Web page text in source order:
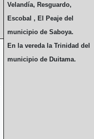
Velandía, Resguardo,
Escobal , El Peaje del
municipio de Saboya.
En la vereda la Trinidad del
municipio de Duitama.